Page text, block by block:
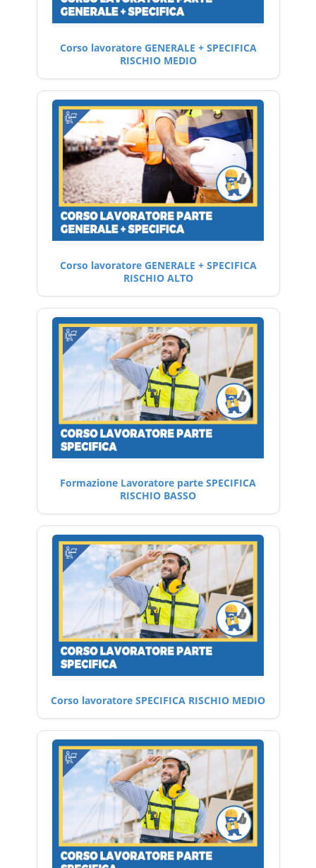
Corso lavoratore GENERALE + SPECIFICA
RISCHIO MEDIO
Corso lavoratore GENERALE + SPECIFICA
RISCHIO ALTO
Formazione Lavoratore parte SPECIFICA
RISCHIO BASSO
Corso lavoratore SPECIFICA RISCHIO MEDIO